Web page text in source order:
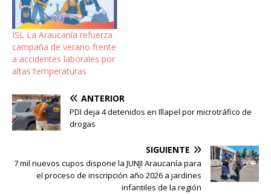
ISL La Araucanía refuerza
campaña de verano frente
a accidentes laborales por
altas temperaturas
ANTERIOR
PDI deja 4 detenidos en Illapel por microtráfico de
drogas
SIGUIENTE
7 mil nuevos cupos dispone la JUNJI Araucanía para
el proceso de inscripción año 2026 a jardines
infantiles de la región